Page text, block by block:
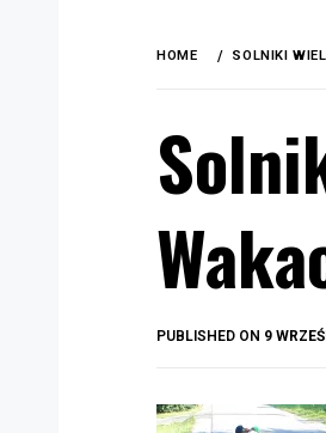
HOME SOLNIKI
PUBLISHED ON 9